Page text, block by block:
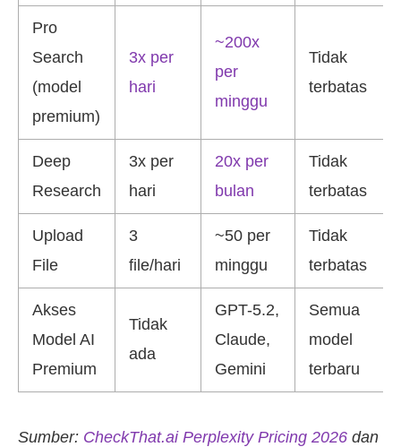
Pro
Search
(model
premium)
3x per
hari
~200x
per
minggu
Tidak
terbatas
Deep
Research
3x per
hari
20x per
bulan
Tidak
terbatas
Upload
File
3
file/hari
~50 per
minggu
Tidak
terbatas
Akses
Model AI
Premium
Tidak
ada
GPT-5.2,
Claude,
Gemini
Semua
model
terbaru
Sumber: CheckThat.ai Perplexity Pricing 2026 dan